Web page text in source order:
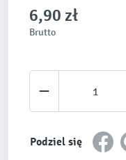
6,90 zł
Brutto
Ilość
Podziel się